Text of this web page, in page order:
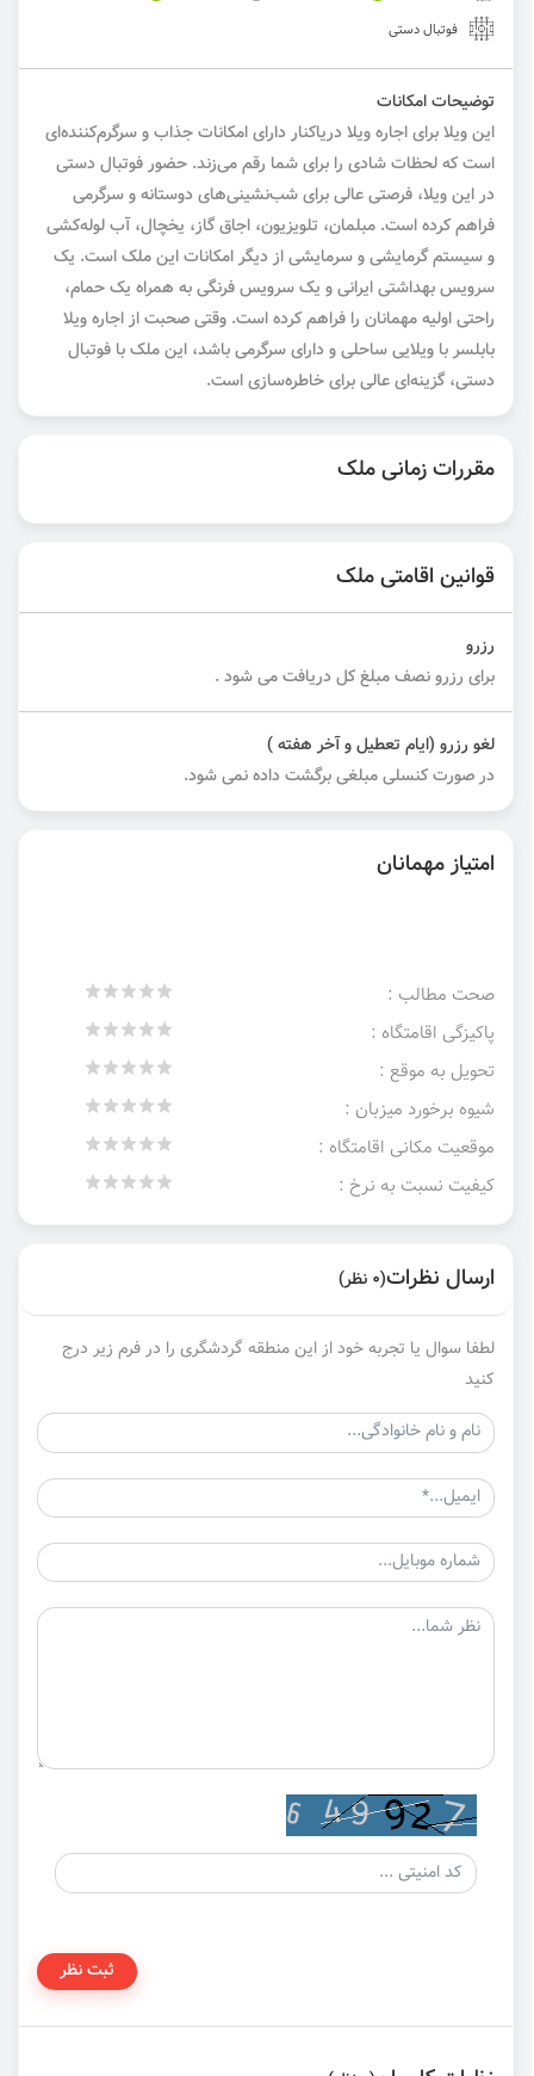
فوتبال دستی
توضیحات امکانات
این ویلا برای اجاره ویلا دریاکنار دارای امکانات جذاب و سرگرم‌کننده‌ای
است که لحظات شادی را برای شما رقم می‌زند. حضور فوتبال دستی
در این ویلا، فرصتی عالی برای شب‌نشینی‌های دوستانه و سرگرمی
فراهم کرده است. مبلمان، تلویزیون، اجاق گاز، یخچال، آب لوله‌کشی
و سیستم گرمایشی و سرمایشی از دیگر امکانات این ملک است. یک
سرویس بهداشتی ایرانی و یک سرویس فرنگی به همراه یک حمام،
راحتی اولیه مهمانان را فراهم کرده است. وقتی صحبت از اجاره ویلا
بابلسر با ویلایی ساحلی و دارای سرگرمی باشد، این ملک با فوتبال
دستی، گزینه‌ای عالی برای خاطره‌سازی است.
مقررات زمانی ملک
قوانین اقامتی ملک
رزرو
برای رزرو نصف مبلغ کل دریافت می شود .
لغو رزرو (ایام تعطیل و آخر هفته )
در صورت کنسلی مبلغی برگشت داده نمی شود.
امتیاز مهمانان
صحت مطالب :
پاکیزگی اقامتگاه :
تحویل به موقع :
شیوه برخورد میزبان :
موقعیت مکانی اقامتگاه :
کیفیت نسبت به نرخ :
ارسال نظرات(0 نظر)
لطفا سوال یا تجربه خود از این منطقه گردشگری را در فرم زیر درج
کنید
ثبت نظر